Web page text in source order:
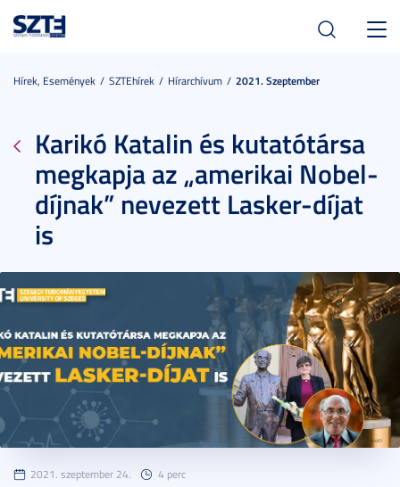
Hírek, Események SZTEhírek Hírarchívum 2021. Szeptember
Karikó Katalin és kutatótársa
megkapja az „amerikai Nobel-
díjnak” nevezett Lasker-díjat
is
2021. szeptember 24. 4 perc